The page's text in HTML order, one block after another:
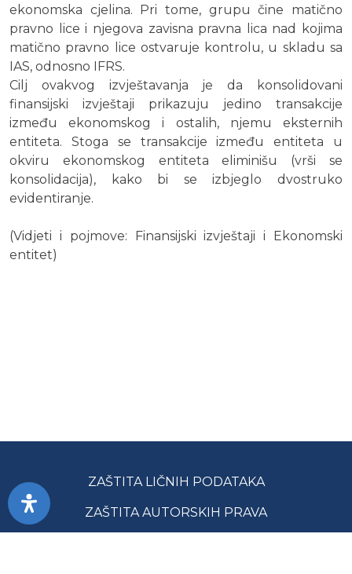
ekonomska cjelina. Pri tome, grupu čine matično
pravno lice i njegova zavisna pravna lica nad kojima
matično pravno lice ostvaruje kontrolu, u skladu sa
IAS, odnosno IFRS.
Cilj ovakvog izvještavanja je da konsolidovani
finansijski izvještaji prikazuju jedino transakcije
između ekonomskog i ostalih, njemu eksternih
entiteta. Stoga se transakcije između entiteta u
okviru ekonomskog entiteta eliminišu (vrši se
konsolidacija), kako bi se izbjeglo dvostruko
evidentiranje.
(Vidjeti i pojmove: Finansijski izvještaji i Ekonomski
entitet)
ZAŠTITA LIČNIH PODATAKA
ZAŠTITA AUTORSKIH PRAVA